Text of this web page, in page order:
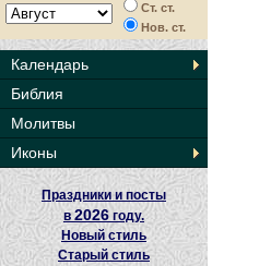
Ст. ст.
Нов. ст.
Календарь
Библия
Молитвы
Иконы
Праздники и посты
в2026 году.
Новый стиль
Старый стиль